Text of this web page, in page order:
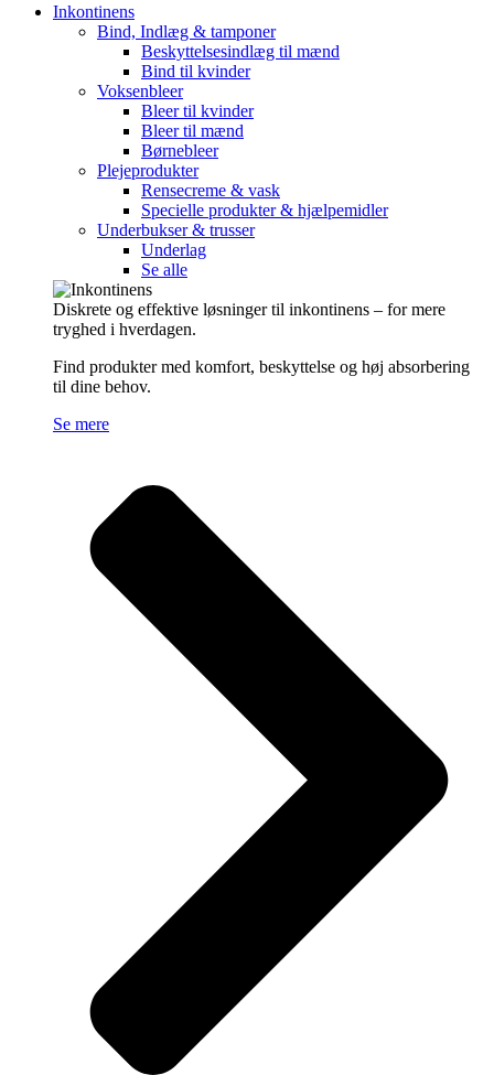
Inkontinens
Bind, Indlæg & tamponer
Beskyttelsesindlæg til mænd
Bind til kvinder
Voksenbleer
Bleer til kvinder
Bleer til mænd
Børnebleer
Plejeprodukter
Rensecreme & vask
Specielle produkter & hjælpemidler
Underbukser & trusser
Underlag
Se alle
Diskrete og effektive løsninger til inkontinens – for mere
tryghed i hverdagen.
Find produkter med komfort, beskyttelse og høj absorbering
til dine behov.
Se mere